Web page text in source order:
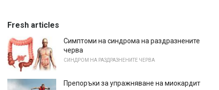
Fresh articles
Симптоми на синдрома на раздразнените
черва
СИНДРОМ НА РАЗДРАЗНЕНИТЕ ЧЕРВА
Препоръки за упражняване на миокардит